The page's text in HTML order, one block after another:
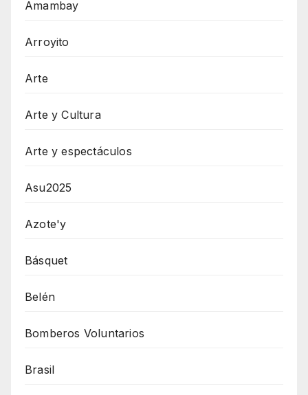
Amambay
Arroyito
Arte
Arte y Cultura
Arte y espectáculos
Asu2025
Azote'y
Básquet
Belén
Bomberos Voluntarios
Brasil